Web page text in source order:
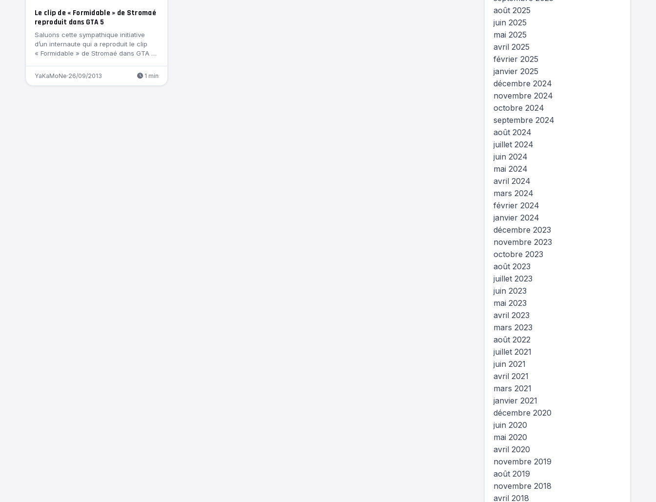
Le clip de « Formidable » de Stromaé
reproduit dans GTA 5
Saluons cette sympathique initiative
d’un internaute qui a reproduit le clip
« Formidable » de Stromaé dans GTA 5.
YaKaMoNe·26/09/2013 1 min
août 2025
juin 2025
mai 2025
avril 2025
février 2025
janvier 2025
décembre 2024
novembre 2024
octobre 2024
septembre 2024
août 2024
juillet 2024
juin 2024
mai 2024
avril 2024
mars 2024
février 2024
janvier 2024
décembre 2023
novembre 2023
octobre 2023
août 2023
juillet 2023
juin 2023
mai 2023
avril 2023
mars 2023
août 2022
juillet 2021
juin 2021
avril 2021
mars 2021
janvier 2021
décembre 2020
juin 2020
mai 2020
avril 2020
novembre 2019
août 2019
novembre 2018
avril 2018